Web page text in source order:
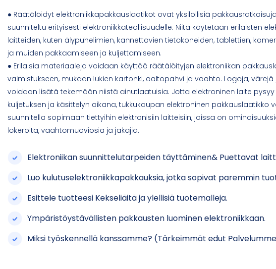
● Räätälöidyt elektroniikkapakkauslaatikot ovat yksilöllisiä
suunniteltu erityisesti elektroniikkateollisuudelle. Niitä käytetään erilaisten
laitteiden, kuten älypuhelimien, kannettavien tietokoneiden, tablettien,
ja muiden pakkaamiseen ja kuljettamiseen.
● Erilaisia ​​materiaaleja voidaan käyttää räätälöityjen elektroniikan
valmistukseen, mukaan lukien kartonki, aaltopahvi ja vaahto. Logoja, värejä
voidaan lisätä tekemään niistä ainutlaatuisia. Jotta elektroninen laite
kuljetuksen ja käsittelyn aikana, tukkukaupan elektroninen pakkauslaatikko
suunnitella sopimaan tiettyihin elektronisiin laitteisiin, joissa on
lokeroita, vaahtomuoviosia ja jakajia.
Elektroniikan suunnittelutarpeiden täyttäminen& Puettavat
Luo kulutuselektroniikkapakkauksia, jotka sopivat paremmin
Esittele tuotteesi Kekseliäitä ja ylellisiä tuotemalleja.
Ympäristöystävällisten pakkausten luominen elektroniikkaan.
Miksi työskennellä kanssamme? (Tärkeimmät edut